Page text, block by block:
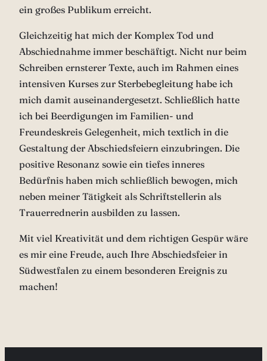
ein großes Publikum erreicht.
Gleichzeitig hat mich der Komplex Tod und
Abschiednahme immer beschäftigt. Nicht nur beim
Schreiben ernsterer Texte, auch im Rahmen eines
intensiven Kurses zur Sterbebegleitung habe ich
mich damit auseinandergesetzt. Schließlich hatte
ich bei Beerdigungen im Familien- und
Freundeskreis Gelegenheit, mich textlich in die
Gestaltung der Abschiedsfeiern einzubringen. Die
positive Resonanz sowie ein tiefes inneres
Bedürfnis haben mich schließlich bewogen, mich
neben meiner Tätigkeit als Schriftstellerin als
Trauerrednerin ausbilden zu lassen.
Mit viel Kreativität und dem richtigen Gespür wäre
es mir eine Freude, auch Ihre Abschiedsfeier in
Südwestfalen zu einem besonderen Ereignis zu
machen!